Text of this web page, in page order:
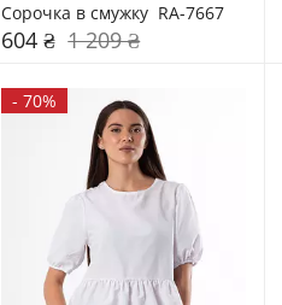
Сорочка в смужку  RA-7667
604 ₴ 1 209 ₴
-70%